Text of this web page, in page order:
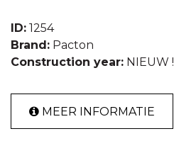
ID: 1254
Brand: Pacton
Construction year: NIEUW !
MEER INFORMATIE